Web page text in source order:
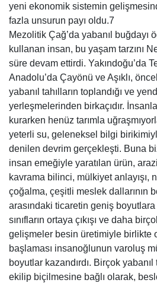
yeni ekonomik sistemin
fazla unsurun payı oldu.7
Mezolitik Çağ’da yabanıl buğdayı
kullanan insan, bu yaşam tarzını
süre devam ettirdi. Yakındoğu’da
Anadolu’da Çayönü ve Aşıklı,
yabanıl tahılların toplandığı ve
yerleşmelerinden birkaçıdır.
kurarken henüz tarımla
yeterli su, geleneksel bilgi
denilen devrim gerçekleşti. Buna
insan emeğiyle yaratılan ürün,
kavrama bilinci, mülkiyet anlayışı,
çoğalma, çeşitli meslek dallarının
arasındaki ticaretin geniş boyutlara
sınıfların ortaya çıkışı ve daha
gelişmeler besin üretimiyle birlikte
başlaması insanoğlunun varoluş
boyutlar kazandırdı. Birçok
ekilip biçilmesine bağlı olarak,